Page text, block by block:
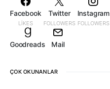
Facebook
LIKES
Twitter
FOLLOWERS
Instagram
FOLLOWERS
Goodreads Mail
ÇOK OKUNANLAR